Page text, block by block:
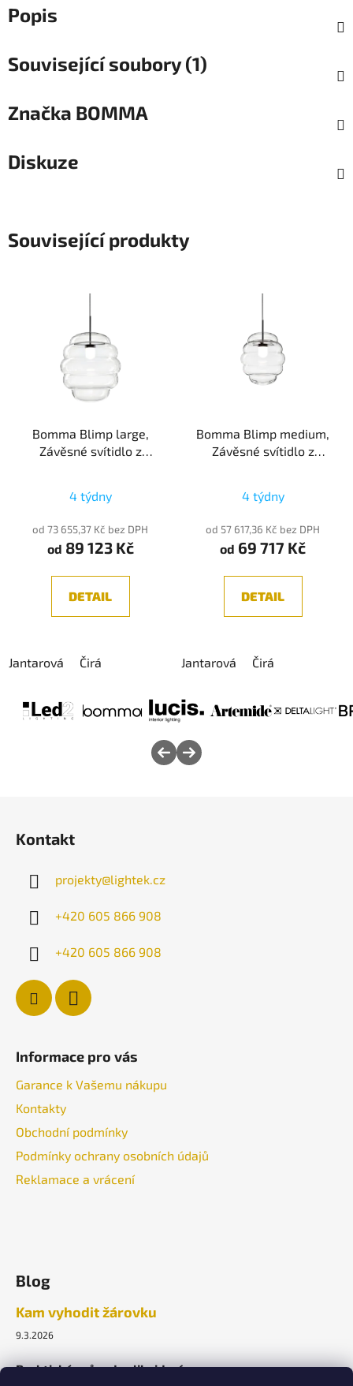
Popis
Související soubory (1)
Značka BOMMA
Diskuze
Související produkty
Bomma Blimp large,
Závěsné svítidlo z
4 týdny
od 73 655,37 Kč bez DPH
od 89 123 Kč
DETAIL
Jantarová Čirá
Bomma Blimp medium,
Závěsné svítidlo z
4 týdny
od 57 617,36 Kč bez DPH
od 69 717 Kč
DETAIL
Jantarová Čirá
Kontakt
projekty@lightek.cz
+420 605 866 908
+420 605 866 908
Informace pro vás
Garance k Vašemu nákupu
Kontakty
Obchodní podmínky
Podmínky ochrany osobních údajů
Reklamace a vrácení
Blog
Kam vyhodit žárovku
9.3.2026
Praktický průvodce likvidací.